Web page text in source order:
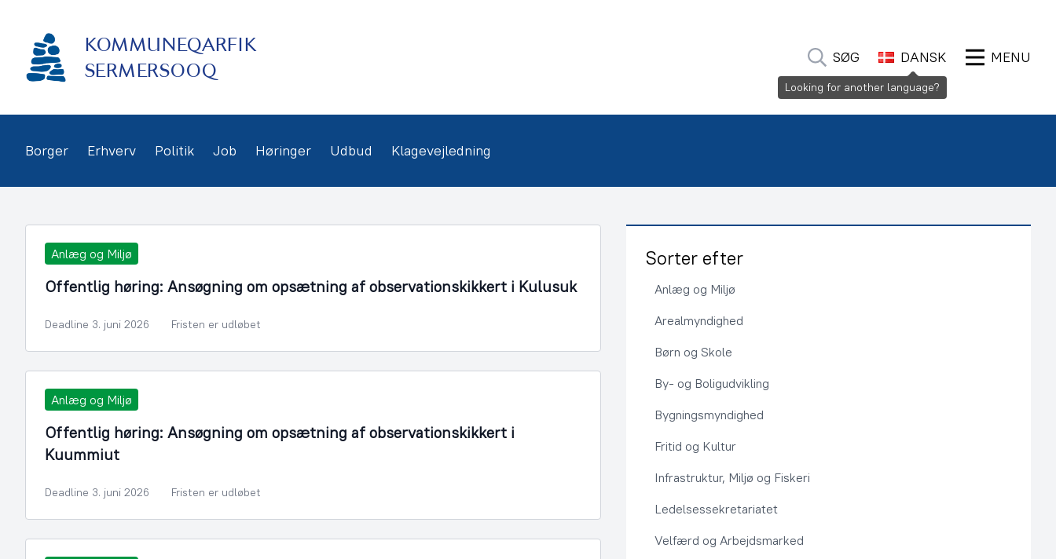
indhold
KOMMUNEQARFIK
SERMERSOOQ
SØG DANSK MENU
Borger Erhverv Politik Job Høringer Udbud Klagevejledning
Anlæg og Miljø
Offentlig høring: Ansøgning om opsætning af observationskikkert i Kulusuk
Deadline 3. juni 2026 Fristen er udløbet
Anlæg og Miljø
Offentlig høring: Ansøgning om opsætning af observationskikkert i
Kuummiut
Deadline 3. juni 2026 Fristen er udløbet
Sorter efter
Anlæg og Miljø
Arealmyndighed
Børn og Skole
By- og Boligudvikling
Bygningsmyndighed
Fritid og Kultur
Infrastruktur, Miljø og Fiskeri
Ledelsessekretariatet
Velfærd og Arbejdsmarked
Looking for another language?